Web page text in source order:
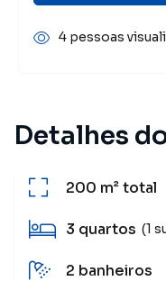
Detalhes
200 m²total
3 quartos (1
2 banheiros
4 pessoas